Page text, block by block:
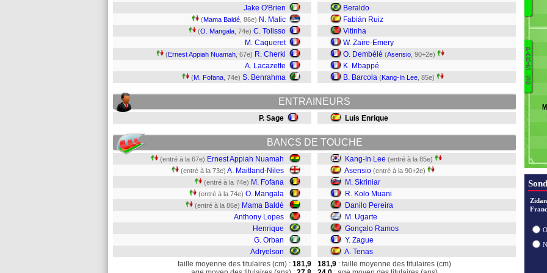
Jake O'Brien
(Mama Baldé , 86e) N. Matic
(O. Mangala , 74e) C. Tolisso
M. Caqueret
(Ernest Appiah Nuamah , 67e) R. Cherki
A. Lacazette
(M. Fofana , 74e) S. Benrahma
Beraldo
Fabián Ruiz
Vitinha
W. Zaïre-Emery
O. Dembélé (Asensio , 90+2e)
K. Mbappé
B. Barcola (Kang-In Lee , 85e)
ENTRAINEURS
P. Sage Luis Enrique
BANCS DE TOUCHE
(entré à la 67e) Ernest Appiah Nuamah
(entré à la 73e) A. Maitland-Niles
(entré à la 74e) M. Fofana
(entré à la 74e) O. Mangala
(entré à la 86e) Mama Baldé
Anthony Lopes
Henrique
G. Orban
Adryelson
Kang-In Lee (entré à la 85e)
Asensio (entré à la 90+2e)
M. Skriniar
R. Kolo Muani
Danilo Pereira
M. Ugarte
Gonçalo Ramos
Y. Zague
A. Tenas
taille moyenne des titulaires (cm) : 181,9
181,9 : taille moyenne des titulaires (cm)
P
A
R
I
S
S
G